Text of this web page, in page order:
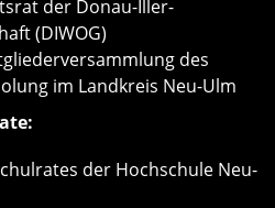
der Donau-Iller-
(DIWOG)
des
im Landkreis Neu-Ulm
der Hochschule Neu-